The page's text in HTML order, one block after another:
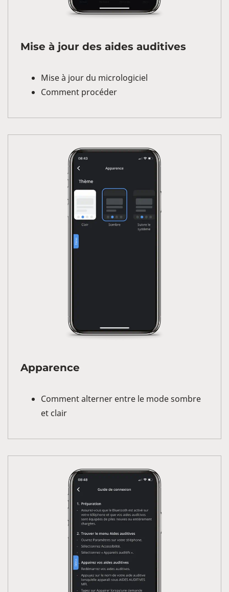
Mise à jour des aides auditives
Mise à jour du micrologiciel
Comment procéder
Apparence
Comment alterner entre le mode sombre
et clair